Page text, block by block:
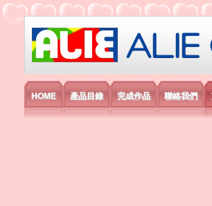
艾利國際電子有
HOME 產品目錄 完成作品 聯絡我們